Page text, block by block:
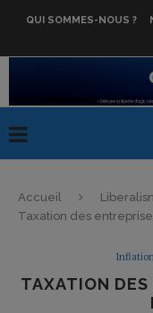
QUI SOMMES-NOUS ?
Accueil
Taxation des
TAXATION DES